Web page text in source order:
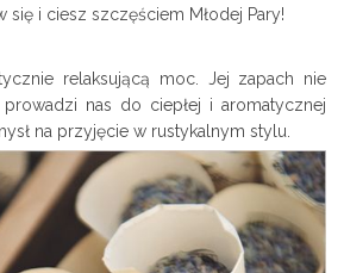
się i ciesz szczęściem Młodej Pary!
relaksującą moc. Jej zapach nie
nas do ciepłej i aromatycznej
na przyjęcie w rustykalnym stylu.